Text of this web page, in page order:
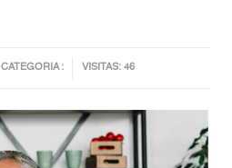
CATEGORIA : VISITAS: 46